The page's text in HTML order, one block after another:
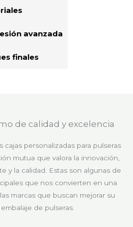
avanzada
finales
de calidad y excelencia
cajas personalizadas para pulseras
mutua que valora la innovación,
y la calidad. Estas son algunas de
que nos convierten en una
marcas que buscan mejorar su
de pulseras.